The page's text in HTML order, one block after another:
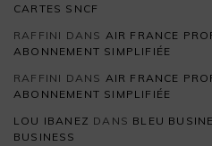
CARTES SNCF
RAFFINI DANS AIR FRANCE
ABONNEMENT SIMPLIFIÉE
RAFFINI DANS AIR FRANCE
ABONNEMENT SIMPLIFIÉE
LOU IBANEZ DANS BLEU
BUSINESS